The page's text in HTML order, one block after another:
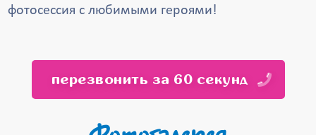
фотосессия с любимыми героями!
перезвонить за 60 секунд